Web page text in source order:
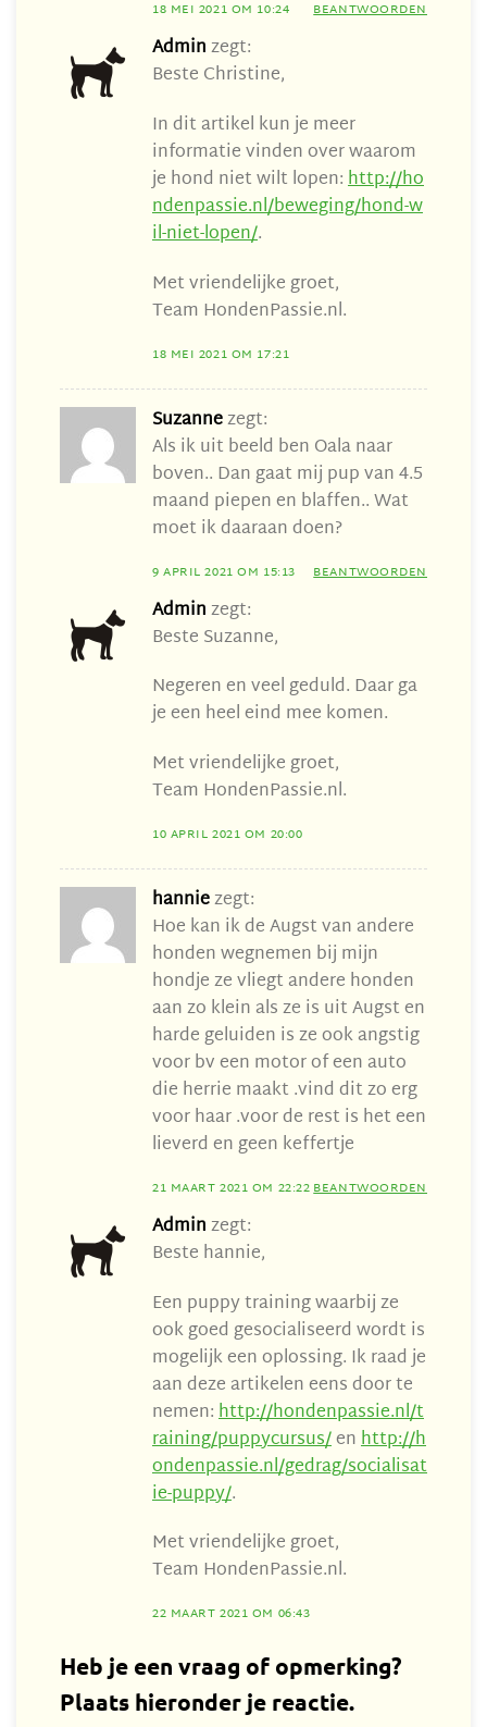
18 MEI 2021 OM 10:24 BEANTWOORDEN
Adminzegt:
Beste Christine,
In dit artikel kun je meer
informatie vinden over waarom
je hond niet wilt lopen:http://ho
ndenpassie.nl/beweging/hond-w
il-niet-lopen/.
Met vriendelijke groet,
Team HondenPassie.nl.
18 MEI 2021 OM 17:21
Suzannezegt:
Als ik uit beeld ben Oala naar
boven.. Dan gaat mij pup van 4.5
maand piepen en blaffen.. Wat
moet ik daaraan doen?
9 APRIL 2021 OM 15:13 BEANTWOORDEN
Adminzegt:
Beste Suzanne,
Negeren en veel geduld. Daar ga
je een heel eind mee komen.
Met vriendelijke groet,
Team HondenPassie.nl.
10 APRIL 2021 OM 20:00
hanniezegt:
Hoe kan ik de Augst van andere
honden wegnemen bij mijn
hondje ze vliegt andere honden
aan zo klein als ze is uit Augst en
harde geluiden is ze ook angstig
voor bv een motor of een auto
die herrie maakt .vind dit zo erg
voor haar .voor de rest is het een
lieverd en geen keffertje
21 MAART 2021 OM 22:22BEANTWOORDEN
Adminzegt:
Beste hannie,
Een puppy training waarbij ze
ook goed gesocialiseerd wordt is
mogelijk een oplossing. Ik raad je
aan deze artikelen eens door te
nemen:http://hondenpassie.nl/t
raining/puppycursus/enhttp://h
ondenpassie.nl/gedrag/socialisat
ie-puppy/.
Met vriendelijke groet,
Team HondenPassie.nl.
22 MAART 2021 OM 06:43
Heb je een vraag of opmerking?
Plaats hieronder je reactie.